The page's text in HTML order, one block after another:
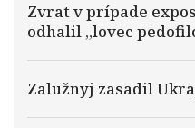
Zvrat v prípade
odhalil „lovec
Zalužnyj zasadil